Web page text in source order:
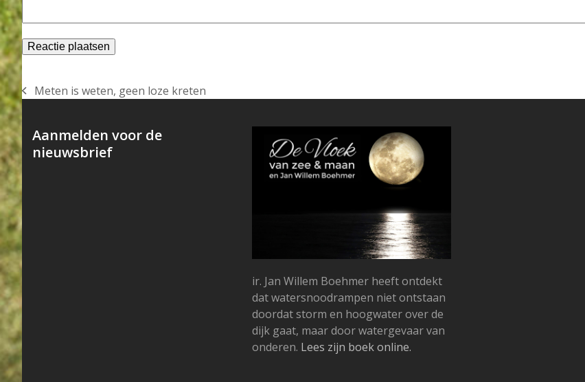
previous
Meten is weten, geen loze kreten
Aanmelden voor de
nieuwsbrief
ir. Jan Willem Boehmer heeft ontdekt
dat watersnoodrampen niet ontstaan
doordat storm en hoogwater over de
dijk gaat, maar door watergevaar van
onderen. Lees zijn boek online.